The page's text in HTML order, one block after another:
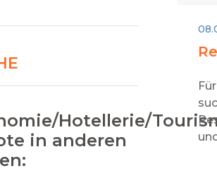
Hotellerie/
in anderen